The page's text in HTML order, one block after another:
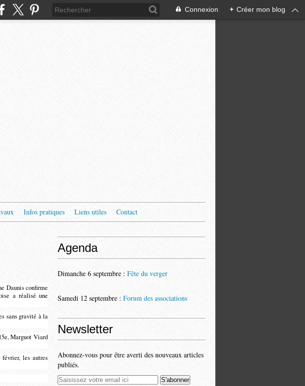
Connexion + Créer mon blog
Infos pratiques Liens utiles Contact
Daunis confirme
a réalisé une
sans gravité à la
Marguot Viard
les autres
Agenda
Dimanche 6 septembre : Fête du verger
Samedi 12 septembre : Forum des associations
Newsletter
Abonnez-vous pour être averti des nouveaux articles
publiés.